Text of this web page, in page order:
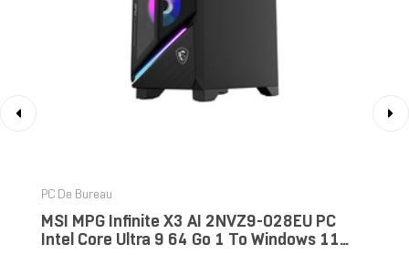
PC De Bureau
MSI MPG Infinite X3 AI 2NVZ9-028EU PC
Intel Core Ultra 9 64 Go 1 To Windows 11